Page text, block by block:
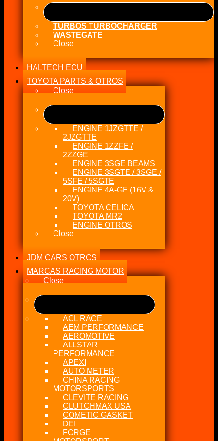
TURBOS TURBOCHARGER
WASTEGATE
Close
HALTECH ECU
TOYOTA PARTS & OTROS
Close
ENGINE 1JZGTTE /
2JZGTTE
ENGINE 1ZZFE /
2ZZGE
ENGINE 3SGE BEAMS
ENGINE 3SGTE / 3SGE /
5SFE / 5SGTE
ENGINE 4A-GE (16V &
20V)
TOYOTA CELICA
TOYOTA MR2
ENGINE OTROS
Close
JDM CARS OTROS
MARCAS RACING MOTOR
Close
ACL RACE
AEM PERFORMANCE
AEROMOTIVE
ALLSTAR
PERFORMANCE
APEXI
AUTO METER
CHINA RACING
MOTORSPORTS
CLEVITE RACING
CLUTCHMAX USA
COMETIC GASKET
DEI
FORGE